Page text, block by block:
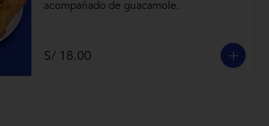
acompañado de guacamole.
S/ 18.00